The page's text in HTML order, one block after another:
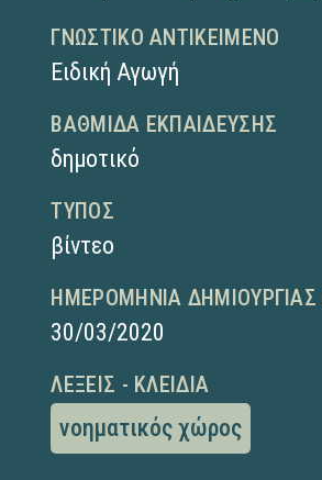
ΓΝΩΣΤΙΚΌ ΑΝΤΙΚΕΊΜΕΝΟ
Ειδική Αγωγή
ΒΑΘΜΊΔΑ ΕΚΠΑΊΔΕΥΣΗΣ
δημοτικό
ΤΎΠΟΣ
βίντεο
ΗΜΕΡΟΜΗΝΊΑ
30/03/2020
ΛΈΞΕΙΣ - ΚΛΕΙΔΙΆ
νοηματικός χώρος